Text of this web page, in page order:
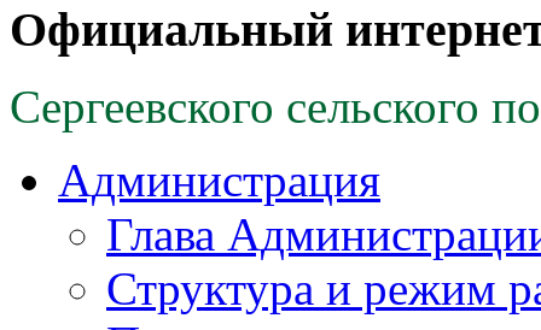
Официальный
Сергеевского сельского
Администрация
Глава
Структура и режим